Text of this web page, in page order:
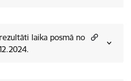
laika posmā no